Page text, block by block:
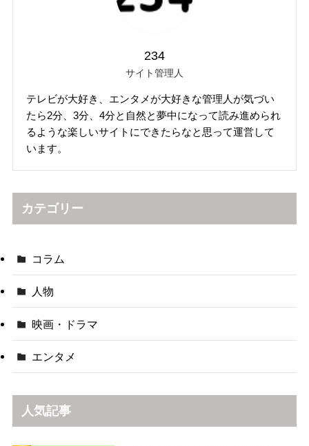
234
サイト管理人
テレビが大好き、エンタメが大好きな管理人が気づい
たら2分、3分、4分と自然と夢中になって読み進められ
るような楽しいサイトにできたらなと思って運営して
います。
カテゴリー
コラム
人物
映画・ドラマ
エンタメ
人気記事